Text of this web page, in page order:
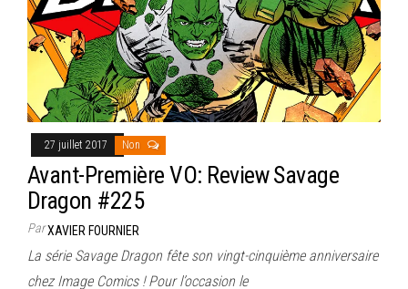
27 juillet 2017 Non
Avant-Première VO: Review Savage
Dragon #225
ParXAVIER FOURNIER
La série Savage Dragon fête son vingt-cinquième anniversaire
chez Image Comics ! Pour l’occasion le